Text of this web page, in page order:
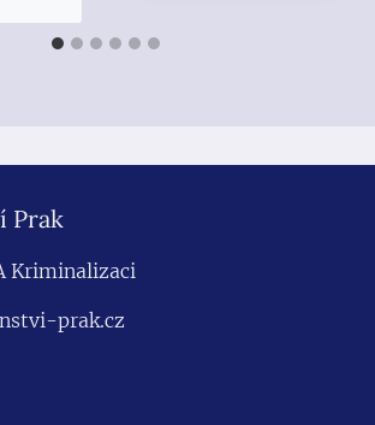
Prak
Kriminalizaci
prak.cz